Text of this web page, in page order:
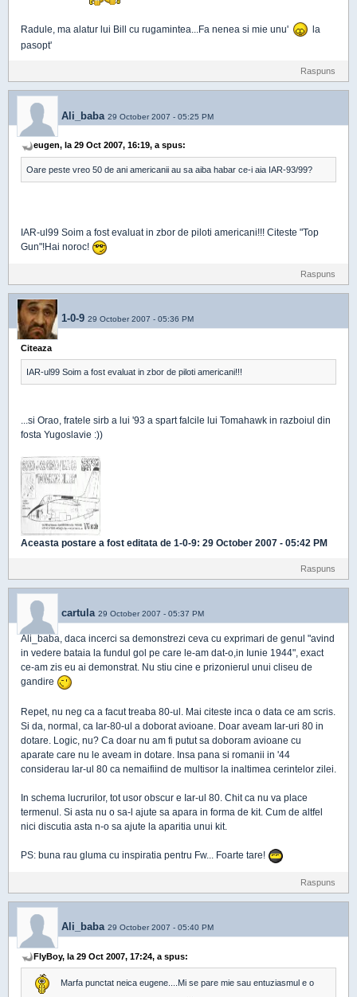
Radule, ma alatur lui Bill cu rugamintea...Fa nenea si mie unu'
la
pasopt'
Raspuns
Ali_baba 29 October 2007 - 05:25 PM
eugen, la 29 Oct 2007, 16:19, a spus:
Oare peste vreo 50 de ani americanii au sa aiba habar ce-i aia IAR-93/99?
IAR-ul99 Soim a fost evaluat in zbor de piloti americani!!! Citeste "Top
Gun"!Hai noroc!
Raspuns
1-0-9 29 October 2007 - 05:36 PM
Citeaza
IAR-ul99 Soim a fost evaluat in zbor de piloti americani!!!
...si Orao, fratele sirb a lui '93 a spart falcile lui Tomahawk in razboiul din
fosta Yugoslavie :))
Aceasta postare a fost editata de 1-0-9: 29 October 2007 - 05:42 PM
Raspuns
cartula 29 October 2007 - 05:37 PM
Ali_baba, daca incerci sa demonstrezi ceva cu exprimari de genul "avind
in vedere bataia la fundul gol pe care le-am dat-o,in Iunie 1944", exact
ce-am zis eu ai demonstrat. Nu stiu cine e prizonierul unui cliseu de
gandire
Repet, nu neg ca a facut treaba 80-ul. Mai citeste inca o data ce am scris.
Si da, normal, ca Iar-80-ul a doborat avioane. Doar aveam Iar-uri 80 in
dotare. Logic, nu? Ca doar nu am fi putut sa doboram avioane cu
aparate care nu le aveam in dotare. Insa pana si romanii in '44
considerau Iar-ul 80 ca nemaifiind de multisor la inaltimea cerintelor zilei.
In schema lucrurilor, tot usor obscur e Iar-ul 80. Chit ca nu va place
termenul. Si asta nu o sa-l ajute sa apara in forma de kit. Cum de altfel
nici discutia asta n-o sa ajute la aparitia unui kit.
PS: buna rau gluma cu inspiratia pentru Fw... Foarte tare!
Raspuns
Ali_baba 29 October 2007 - 05:40 PM
FlyBoy, la 29 Oct 2007, 17:24, a spus:
Marfa punctat neica eugene....Mi se pare mie sau entuziasmul e o